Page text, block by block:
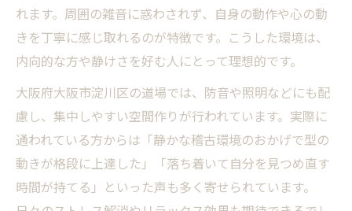
れます。周囲の雑音に惑わされず、自身の動作や心の動
きを丁寧に感じ取れるのが特徴です。こうした環境は、
内向的な方や静けさを好む人にとって理想的です。
大阪府大阪市淀川区の道場では、防音や照明などにも配
慮し、集中しやすい空間作りが行われています。実際に
通われている方からは「静かな稽古環境のおかげで型の
動きが格段に上達した」「落ち着いて自分を見つめ直す
時間が持てる」といった声も多く寄せられています。